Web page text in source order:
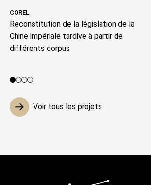
Voir tous les projets
COREL
Reconstitution de la législation de la
Chine impériale tardive à partir de
différents corpus
Voir le projet 1
Voir le projet 2
Voir le projet 3
Voir le projet 4